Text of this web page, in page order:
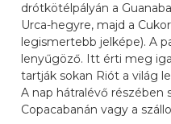
drótkötélpályán a
Urca-hegyre, majd a
legismertebb jelképe). A
lenyűgöző. Itt érti meg
tartják sokan Riót a világ
A nap hátralévő részében
Copacabanán vagy a